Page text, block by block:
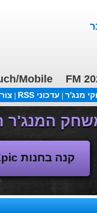
FM
Mobile
מנג'ר עדכוני RSS
קנה בחנות Epic